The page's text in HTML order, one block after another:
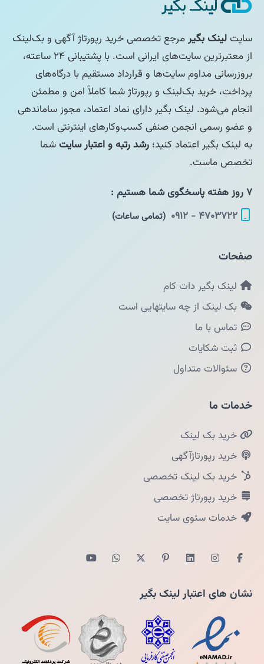
سایتلینک بگیرمرجع تخصصی خرید رپورتاژ آگهی و بک‌لینک
از معتبرترین سایت‌های ایرانی است. با پشتیبانی ۲۴ ساعته،
بروزرسانی مداوم سایت‌ها و قرارداد مستقیم با درگاه‌های
پرداخت، خرید بک‌لینک و رپورتاژ شما کاملاً امن و مطمئن
انجام می‌شود. لینک بگیر دارای نماد اعتماد، مجوز ساماندهی
و عضو رسمی انجمن صنفی کسب‌وکارهای اینترنتی است.
به لینک بگیر اعتماد کنید؛ رشد رتبه و اعتبار سایتشما
تخصص ماست.
۷ روز هفته پاسخگوی شما هستیم :
۴۷۰۳۷۲۲ - ۰۹۱۲
(تمامی ساعات)
صفحات
لینک بگیر دات کام
بک لینک از چه سایتهایی است
تماس با ما
ثبت شکایات
سئوالات متداول
خدمات ما
خرید بک لینک
خرید رپورتاژآگهی
خرید بک لینک تخصصی
خرید رپورتاژ تخصصی
خدمات سئوی سایت
نشان های اعتبار لینک بگیر